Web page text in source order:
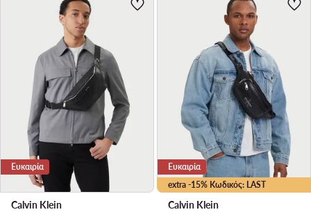
Ευκαιρία
Calvin Klein
extra -15% Κωδικός: LAST
Ευκαιρία
Calvin Klein